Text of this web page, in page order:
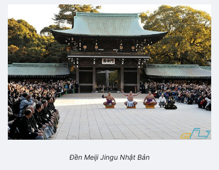
Đền Meiji Jingu Nhật Bản